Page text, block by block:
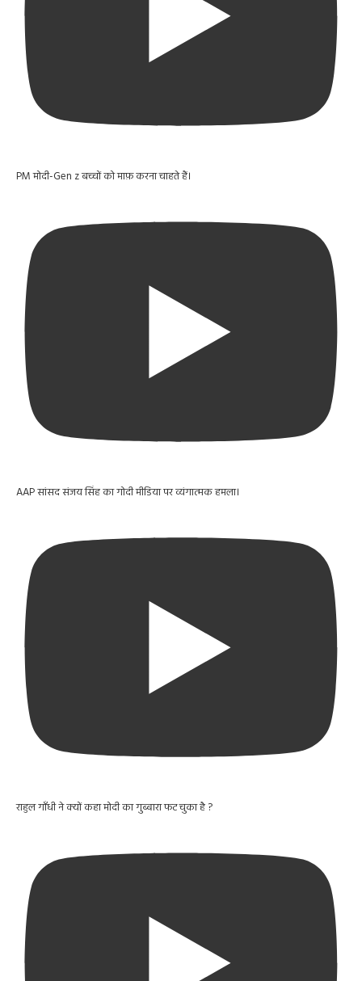
PM मोदी-Gen z बच्चों को माफ़ करना चाहते हैं।
AAP सांसद संजय सिंह का गोदी मीडिया पर व्यंगात्मक हमला।
राहुल गाँधी ने क्यों कहा मोदी का गुब्बारा फट चुका है ?